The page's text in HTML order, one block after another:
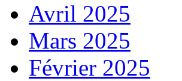
Avril 2025
Mars 2025
Février 2025